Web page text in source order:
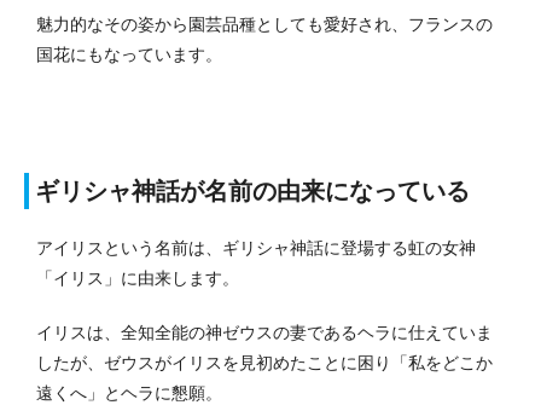
魅力的なその姿から園芸品種としても愛好され、フランスの
国花にもなっています。
ギリシャ神話が名前の由来になっている
アイリスという名前は、ギリシャ神話に登場する虹の女神
「イリス」に由来します。
イリスは、全知全能の神ゼウスの妻であるヘラに仕えていま
したが、ゼウスがイリスを見初めたことに困り「私をどこか
遠くへ」とヘラに懇願。